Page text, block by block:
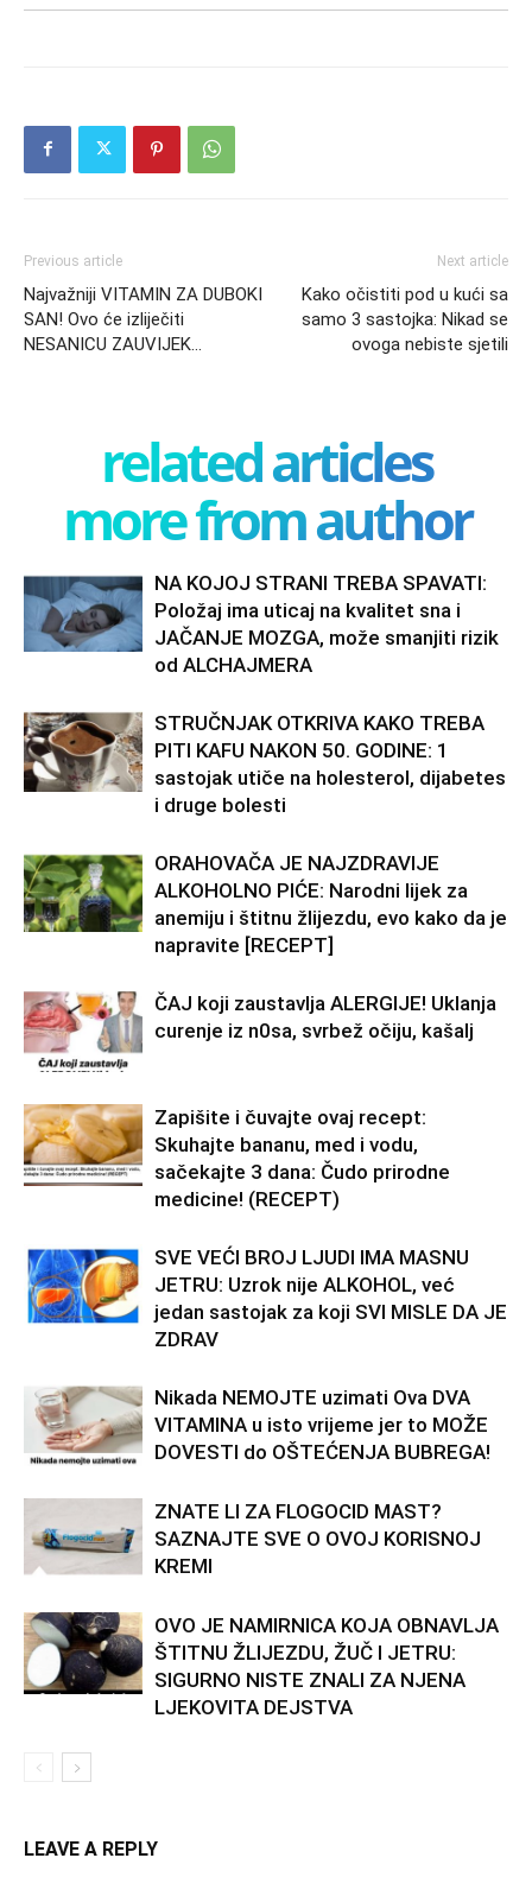
Previous article
Najvažniji VITAMIN ZA DUBOKI
SAN! Ovo će izliječiti
NESANICU ZAUVIJEK…
Next article
Kako očistiti pod u kući sa
samo 3 sastojka: Nikad se
ovoga nebiste sjetili
related articles
more from author
NA KOJOJ STRANI TREBA SPAVATI:
Položaj ima uticaj na kvalitet sna i
JAČANJE MOZGA, može smanjiti rizik
od ALCHAJMERA
STRUČNJAK OTKRIVA KAKO TREBA
PITI KAFU NAKON 50. GODINE: 1
sastojak utiče na holesterol, dijabetes
i druge bolesti
ORAHOVAČA JE NAJZDRAVIJE
ALKOHOLNO PIĆE: Narodni lijek za
anemiju i štitnu žlijezdu, evo kako da je
napravite [RECEPT]
ČAJ koji zaustavlja ALERGIJE! Uklanja
curenje iz n0sa, svrbež očiju, kašalj
Zapišite i čuvajte ovaj recept:
Skuhajte bananu, med i vodu,
sačekajte 3 dana: Čudo prirodne
medicine! (RECEPT)
SVE VEĆI BROJ LJUDI IMA MASNU
JETRU: Uzrok nije ALKOHOL, već
jedan sastojak za koji SVI MISLE DA JE
ZDRAV
Nikada NEMOJTE uzimati Ova DVA
VITAMINA u isto vrijeme jer to MOŽE
DOVESTI do OŠTEĆENJA BUBREGA!
ZNATE LI ZA FLOGOCID MAST?
SAZNAJTE SVE O OVOJ KORISNOJ
KREMI
OVO JE NAMIRNICA KOJA OBNAVLJA
ŠTITNU ŽLIJEZDU, ŽUČ I JETRU:
SIGURNO NISTE ZNALI ZA NJENA
LJEKOVITA DEJSTVA
LEAVE A REPLY